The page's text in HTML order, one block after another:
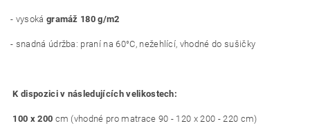
- vysoká gramáž 180 g/m2
- snadná údržba: praní na 60°C, nežehlící, vhodné do sušičky
K dispozici v následujících velikostech:
100 x 200 cm (vhodné pro matrace 90 - 120 x 200 - 220 cm)